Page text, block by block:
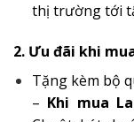
thị trường tới
2. Ưu đãi khi
Tặng kèm bộ
– Khi mua